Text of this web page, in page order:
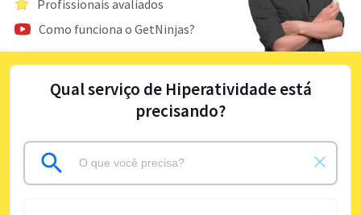
Profissionais avaliados
Como funciona o GetNinjas?
Qual serviço de Hiperatividade está
precisando?